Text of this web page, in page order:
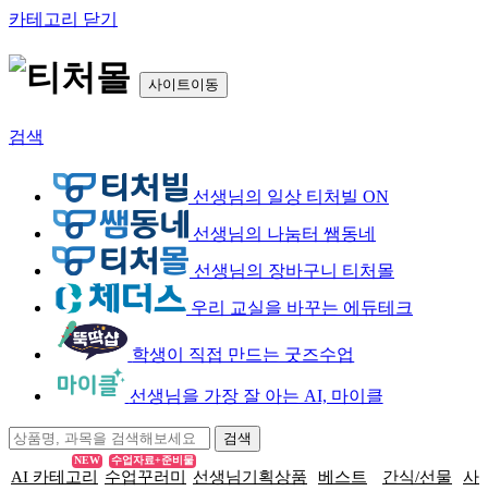
카테고리 닫기
사이트이동
검색
선생님의 일상 티처빌 ON
선생님의 나눔터 쌤동네
선생님의 장바구니 티처몰
우리 교실을 바꾸는 에듀테크
학생이 직접 만드는 굿즈수업
선생님을 가장 잘 아는 AI, 마이클
AI 카테고리
NEW
수업꾸러미
수업자료+준비물
선생님기획상품 베스트 간식/선물 사